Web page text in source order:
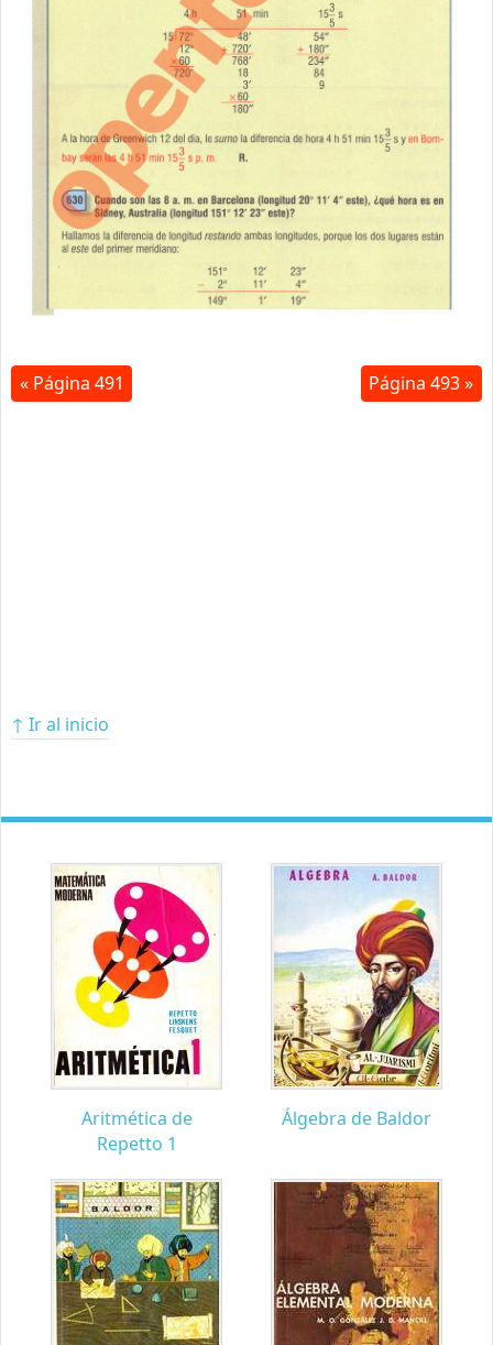
« Página 491 Página 493 »
↑ Ir al inicio
Aritmética de
Repetto 1
Álgebra de Baldor